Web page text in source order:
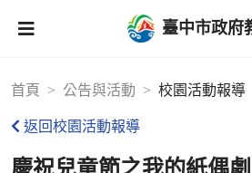
臺中市政府
首頁 公告與活動 校園活動報導
返回校園活動報導